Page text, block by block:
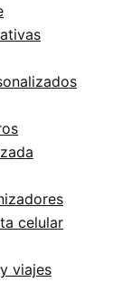
celular
viajes